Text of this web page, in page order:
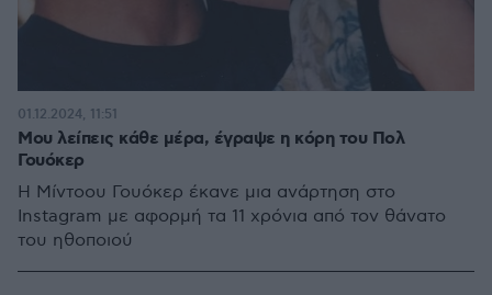
Μου λείπεις κάθε μέρα, έγραψε η κόρη του Πολ
Γουόκερ
Η Μίντοου Γουόκερ έκανε μια ανάρτηση στο
Instagram με αφορμή τα 11 χρόνια από τον θάνατο
του ηθοποιού
01.12.2024, 11:51